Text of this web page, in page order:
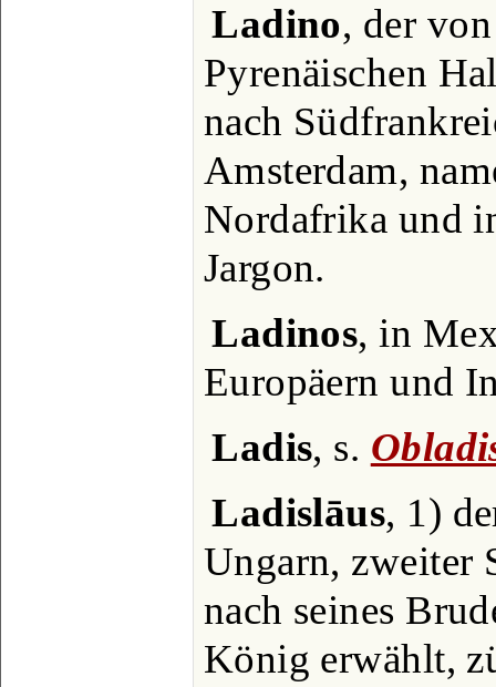
Ladino, der
Pyrenäischen
nach
Amsterdam,
Nordafrika und
Jargon.
Ladinos, in
Europäern und
Ladis, s.
Ladislāus, 1)
Ungarn, zweiter
nach seines
König erwählt,